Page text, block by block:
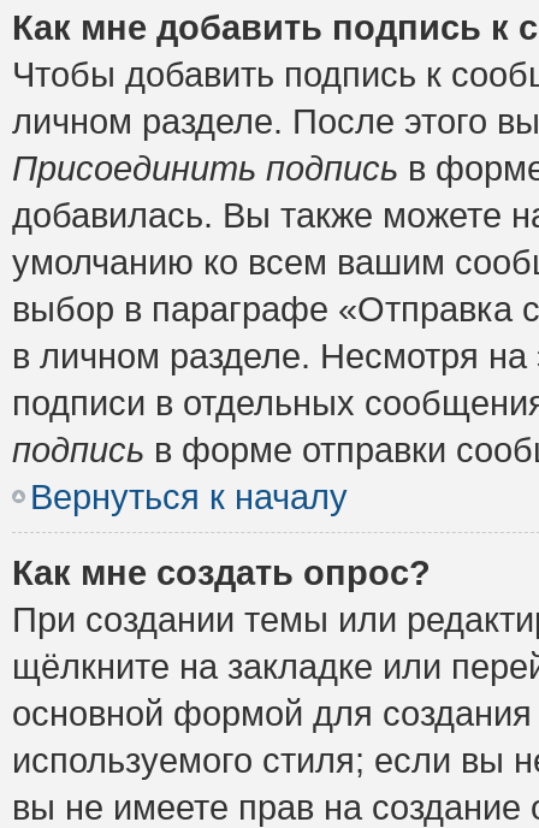
Как мне добавить подпись к
Чтобы добавить подпись к
личном разделе. После этого
Присоединить подпись в
добавилась. Вы также можете
умолчанию ко всем вашим
выбор в параграфе «Отправка
в личном разделе. Несмотря
подписи в отдельных
подпись в форме отправки
Вернуться к началу
Как мне создать опрос?
При создании темы или
щёлкните на закладке или
основной формой для
используемого стиля; если вы
вы не имеете прав на